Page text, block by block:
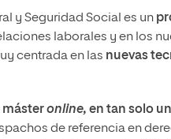
y Seguridad Social es un
laborales y en los
centrada en las nuevas
másteronline, en tan solo
de referencia en